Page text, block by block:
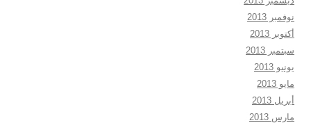
نوفمبر 2013
أكتوبر 2013
سبتمبر 2013
يونيو 2013
مايو 2013
أبريل 2013
مارس 2013